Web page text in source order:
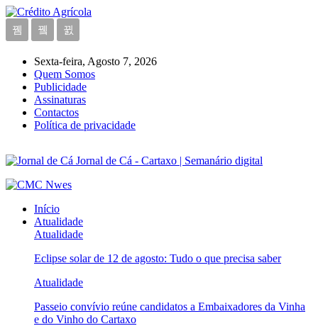
Sexta-feira, Agosto 7, 2026
Quem Somos
Publicidade
Assinaturas
Contactos
Política de privacidade
Jornal de Cá - Cartaxo | Semanário digital
Início
Atualidade
Atualidade
Eclipse solar de 12 de agosto: Tudo o que precisa saber
Atualidade
Passeio convívio reúne candidatos a Embaixadores da Vinha
e do Vinho do Cartaxo